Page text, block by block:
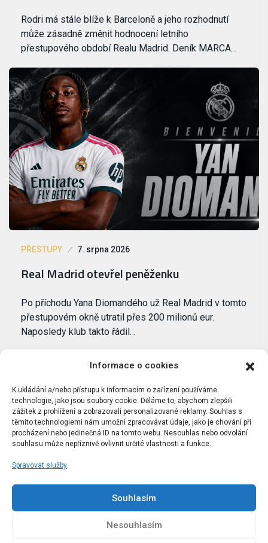
Informace o cookies
K ukládání a/nebo přístupu k informacím o zařízení používáme
technologie, jako jsou soubory cookie. Děláme to, abychom zlepšili
zážitek z prohlížení a zobrazovali personalizované reklamy. Souhlas s
těmito technologiemi nám umožní zpracovávat údaje, jako je chování při
procházení nebo jedinečná ID na tomto webu. Nesouhlas nebo odvolání
souhlasu může nepříznivě ovlivnit určité vlastnosti a funkce.
Spravovat služby
Souhlasím
Nesouhlasím
Rodri má stále blíže k Barceloně a jeho rozhodnutí
může zásadně změnit hodnocení letního
přestupového období Realu Madrid. Deník MARCA…
PŘESTUPY 7. srpna 2026
Real Madrid otevřel peněženku
Po příchodu Yana Diomandého už Real Madrid v tomto
přestupovém okně utratil přes 200 milionů eur.
Naposledy klub takto řádil…